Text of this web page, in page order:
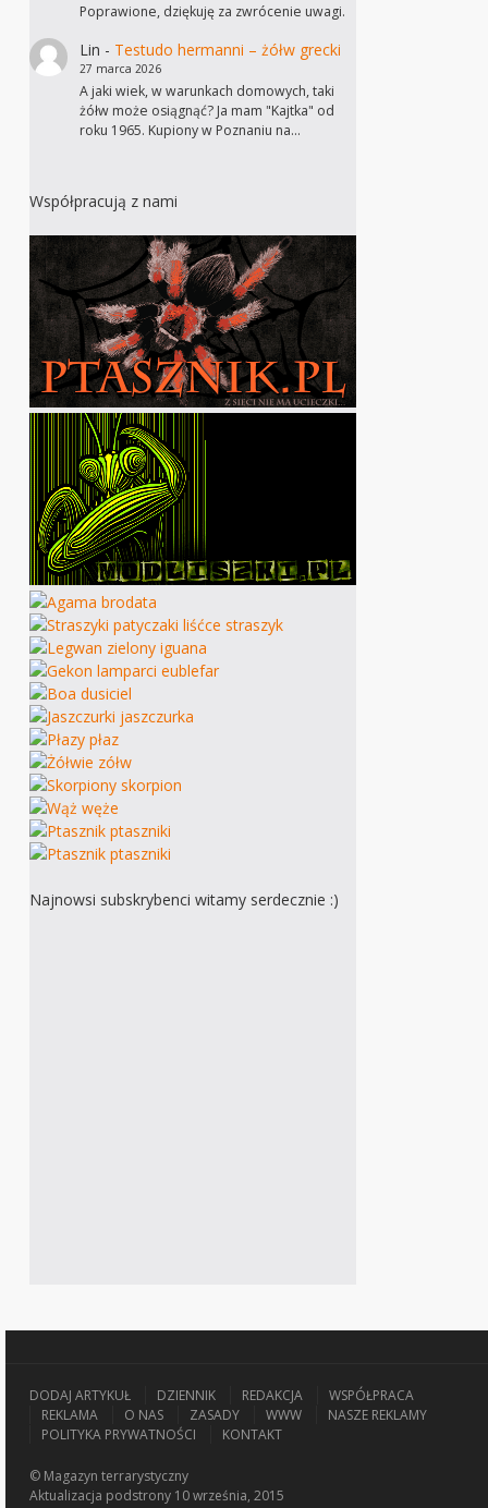
Poprawione, dziękuję za zwrócenie uwagi.
Lin - Testudo hermanni – żółw grecki
27 marca 2026
A jaki wiek, w warunkach domowych, taki
żółw może osiągnąć? Ja mam "Kajtka" od
roku 1965. Kupiony w Poznaniu na…
Współpracują z nami
Najnowsi subskrybenci witamy serdecznie :)
DODAJ ARTYKUŁ DZIENNIK REDAKCJA
WSPÓŁPRACA
REKLAMA
O NAS ZASADY WWW
NASZE REKLAMY
POLITYKA PRYWATNOŚCI
KONTAKT
© Magazyn terrarystyczny
Aktualizacja podstrony 10 września, 2015